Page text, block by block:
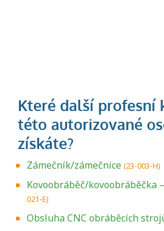
Zámečník/zámečnice (23-003-H)
Kovoobráběč/kovoobráběčka
021-E)
Obsluha CNC obráběcích
Projděte si seznam